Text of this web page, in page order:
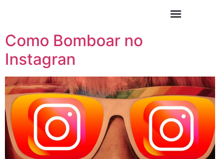
Como Bomboar no
Instagran